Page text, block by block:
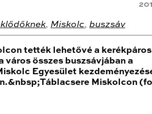
, Miskolc, buszsáv
tették lehetővé a kerékpáros
város összes buszsávjában a
Egyesület
Miskolcon